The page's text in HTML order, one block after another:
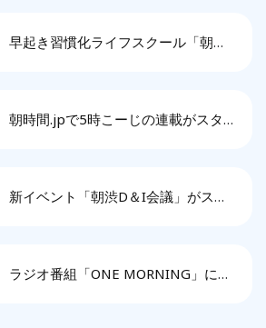
早起き習慣化ライフスクール「朝渋DOJO」をリリースします。
朝時間.jpで5時こーじの連載がスタートしました。
新イベント「朝渋D＆I会議」がスタートしました。
ラジオ番組「ONE MORNING」に5時こーじが出演しました。